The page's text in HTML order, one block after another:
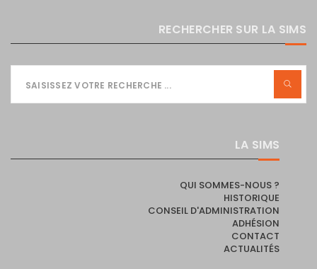
RECHERCHER SUR LA SIMS
LA SIMS
QUI SOMMES-NOUS ?
HISTORIQUE
CONSEIL D'ADMINISTRATION
ADHÉSION
CONTACT
ACTUALITÉS